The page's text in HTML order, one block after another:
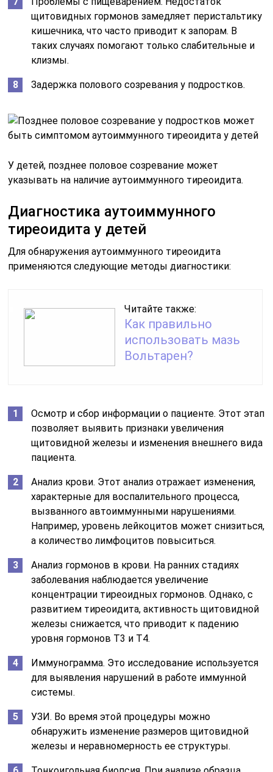
щитовидных гормонов замедляет перистальтику
кишечника, что часто приводит к запорам. В
таких случаях помогают только слабительные и
клизмы.
Задержка полового созревания у подростков.
У детей, позднее половое созревание может
указывать на наличие аутоиммунного тиреоидита.
Диагностика аутоиммунного
тиреоидита у детей
Для обнаружения аутоиммунного тиреоидита
применяются следующие методы диагностики:
Читайте также:
Как правильно
использовать мазь
Вольтарен?
Осмотр и сбор информации о пациенте. Этот этап
позволяет выявить признаки увеличения
щитовидной железы и изменения внешнего вида
пациента.
Анализ крови. Этот анализ отражает изменения,
характерные для воспалительного процесса,
вызванного автоиммунными нарушениями.
Например, уровень лейкоцитов может снизиться,
а количество лимфоцитов повыситься.
Анализ гормонов в крови. На ранних стадиях
заболевания наблюдается увеличение
концентрации тиреоидных гормонов. Однако, с
развитием тиреоидита, активность щитовидной
железы снижается, что приводит к падению
уровня гормонов Т3 и Т4.
Иммунограмма. Это исследование используется
для выявления нарушений в работе иммунной
системы.
УЗИ. Во время этой процедуры можно
обнаружить изменение размеров щитовидной
железы и неравномерность ее структуры.